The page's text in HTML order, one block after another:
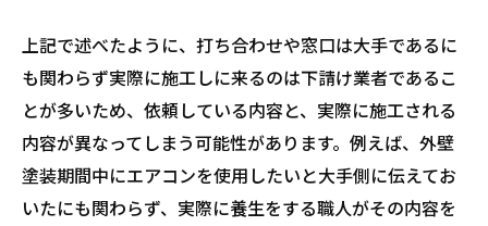
上記で述べたように、打ち合わせや窓口は大手であるに
も関わらず実際に施工しに来るのは下請け業者であるこ
とが多いため、依頼している内容と、実際に施工される
内容が異なってしまう可能性があります。例えば、外壁
塗装期間中にエアコンを使用したいと大手側に伝えてお
いたにも関わらず、実際に養生をする職人がその内容を